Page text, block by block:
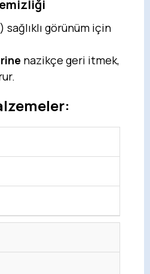
sağlıklı görünüm için
nazikçe geri itmek,